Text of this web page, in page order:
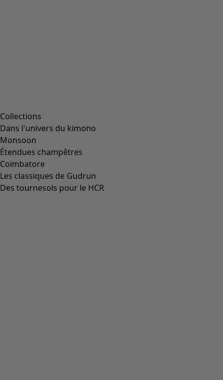
Collections
Dans l'univers du kimono
Monsoon
Étendues champêtres
Coimbatore
Les classiques de Gudrun
Des tournesols pour le HCR